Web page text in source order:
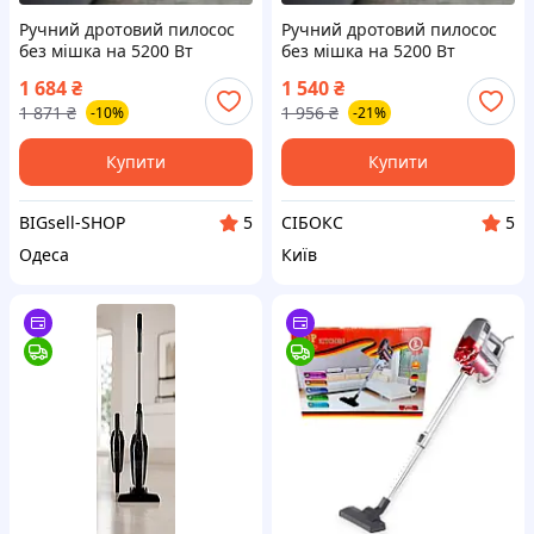
Ручний дротовий пилосос
без мішка на 5200 Вт
Вакуумний вертикальний
пилосос
1 684₴
1 871 ₴ -10%
Купити
BIGsell-SHOP
5
Одеса
Ручний дротовий пилосос
без мішка на 5200 Вт
Вакуумний вертикальний
пилосос (seebox)
1 540₴
1 956 ₴ -21%
Купити
СІБОКС
5
Київ